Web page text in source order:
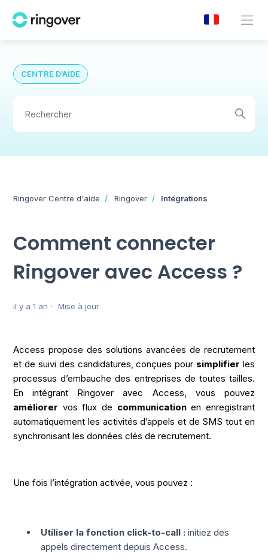
CENTRE D’AIDE
Ringover Centre d'aide Ringover Intégrations
Comment connecter
Ringover avec Access ?
il y a 1 an Mise à jour
Access propose des solutions avancées de recrutement
et de suivi des candidatures, conçues pour simplifier les
processus d’embauche des entreprises de toutes tailles.
En intégrant Ringover avec Access, vous pouvez
améliorer vos flux de communicationen enregistrant
automatiquement les activités d’appels et de SMS tout en
synchronisant les données clés de recrutement.
Une fois l’intégration activée, vous pouvez :
Utiliser la fonction click-to-call : initiez des
appels directement depuis Access.